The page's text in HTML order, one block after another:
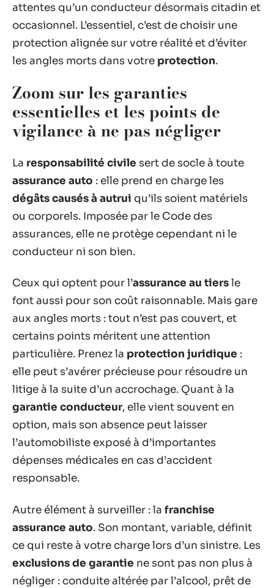
attentes qu’un conducteur désormais citadin et
occasionnel. L’essentiel, c’est de choisir une
protection alignée sur votre réalité et d’éviter
les angles morts dans votre protection.
Zoom sur les garanties
essentielles et les points de
vigilance à ne pas négliger
La responsabilité civile sert de socle à toute
assurance auto : elle prend en charge les
dégâts causés à autrui qu’ils soient matériels
ou corporels. Imposée par le Code des
assurances, elle ne protège cependant ni le
conducteur ni son bien.
Ceux qui optent pour l’assurance au tiersle
font aussi pour son coût raisonnable. Mais gare
aux angles morts : tout n’est pas couvert, et
certains points méritent une attention
particulière. Prenez la protection juridique :
elle peut s’avérer précieuse pour résoudre un
litige à la suite d’un accrochage. Quant à la
garantie conducteur, elle vient souvent en
option, mais son absence peut laisser
l’automobiliste exposé à d’importantes
dépenses médicales en cas d’accident
responsable.
Autre élément à surveiller : la franchise
assurance auto. Son montant, variable, définit
ce qui reste à votre charge lors d’un sinistre. Les
exclusions de garantie ne sont pas non plus à
négliger : conduite altérée par l’alcool, prêt de